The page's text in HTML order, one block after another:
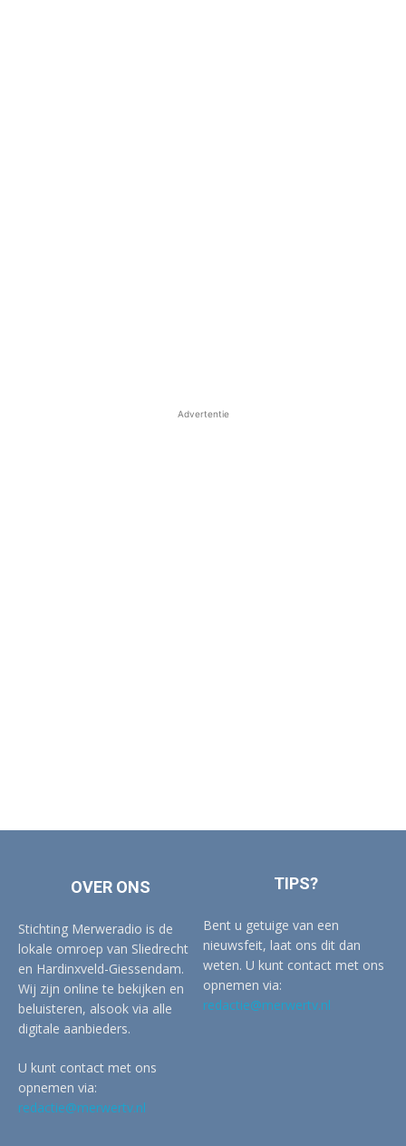
Advertentie
OVER ONS
Stichting Merweradio is de
lokale omroep van Sliedrecht
en Hardinxveld-Giessendam.
Wij zijn online te bekijken en
beluisteren, alsook via alle
digitale aanbieders.
U kunt contact met ons
opnemen via:
redactie@merwertv.nl
TIPS?
Bent u getuige van een
nieuwsfeit, laat ons dit dan
weten. U kunt contact met ons
opnemen via:
redactie@merwertv.nl